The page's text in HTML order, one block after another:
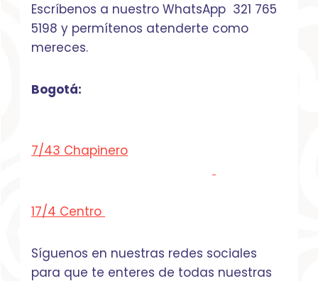
Escríbenos a nuestro WhatsApp 321 765
5198 y permítenos atenderte como
mereces.
Bogotá:
7/43 Chapinero
17/4 Centro
Síguenos en nuestras redes sociales
para que te enteres de todas nuestras